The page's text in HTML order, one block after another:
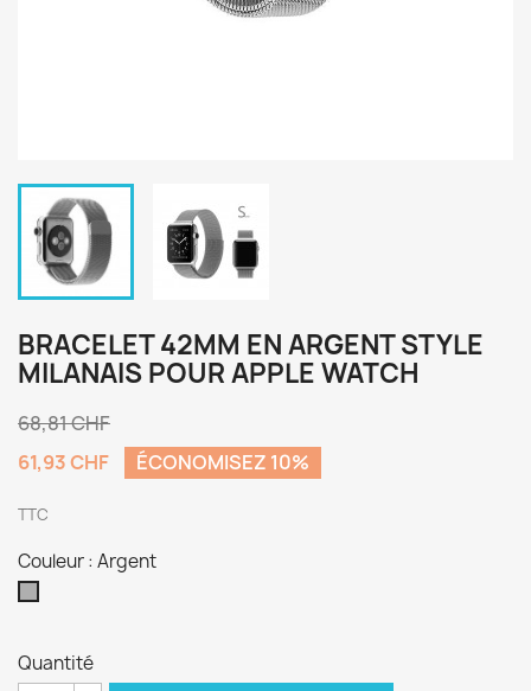
BRACELET 42MM EN ARGENT STYLE
MILANAIS POUR APPLE WATCH
68,81 CHF
61,93 CHF
ÉCONOMISEZ 10%
TTC
Couleur : Argent
Quantité